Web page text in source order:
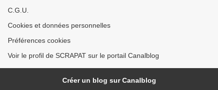
C.G.U.
Cookies et données personnelles
Préférences cookies
Voir le profil de SCRAPAT sur le portail Canalblog
Créer un blog sur Canalblog